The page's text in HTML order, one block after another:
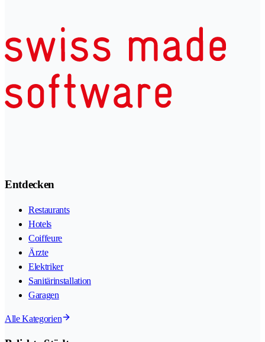
Entdecken
Restaurants
Hotels
Coiffeure
Ärzte
Elektriker
Sanitärinstallation
Garagen
Alle Kategorien